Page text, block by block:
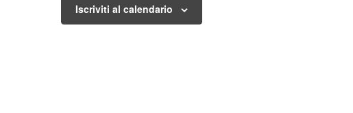
Iscriviti al calendario